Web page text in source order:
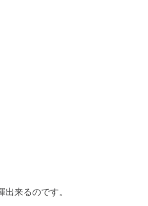
来るのです。